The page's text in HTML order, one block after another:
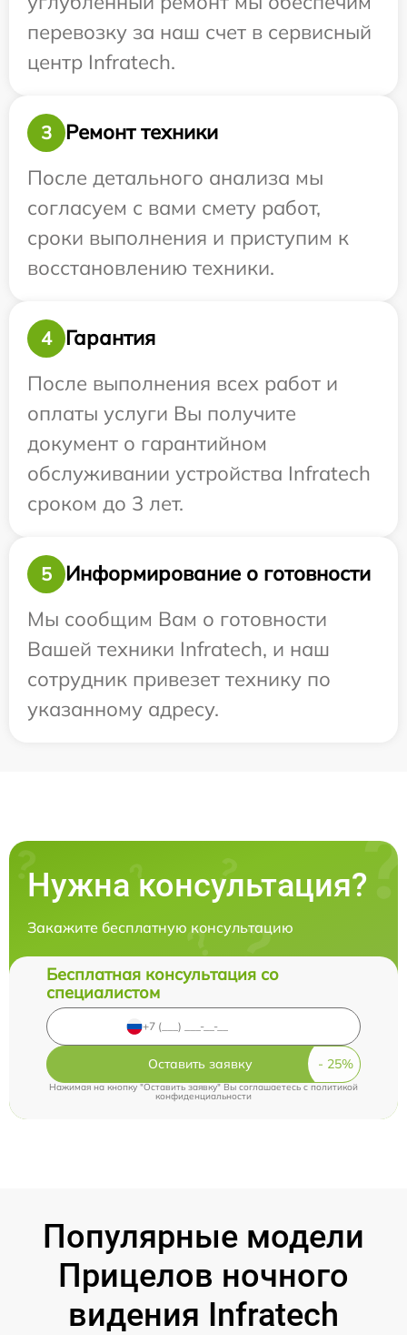
перевозку за наш счет в сервисный
центр Infratech.
3
Ремонт техники
После детального анализа мы
согласуем с вами смету работ,
сроки выполнения и приступим к
восстановлению техники.
4
Гарантия
После выполнения всех работ и
оплаты услуги Вы получите
документ о гарантийном
обслуживании устройства Infratech
сроком до 3 лет.
5
Информирование о готовности
Мы сообщим Вам о готовности
Вашей техники Infratech, и наш
сотрудник привезет технику по
указанному адресу.
Нужна консультация?
Закажите бесплатную консультацию
Бесплатная консультация со
специалистом
Оставить заявку
Нажимая на кнопку "Оставить заявку" Вы соглашаетесь cполитикой
конфиденциальности
Популярные модели
Прицелов ночного
видения Infratech